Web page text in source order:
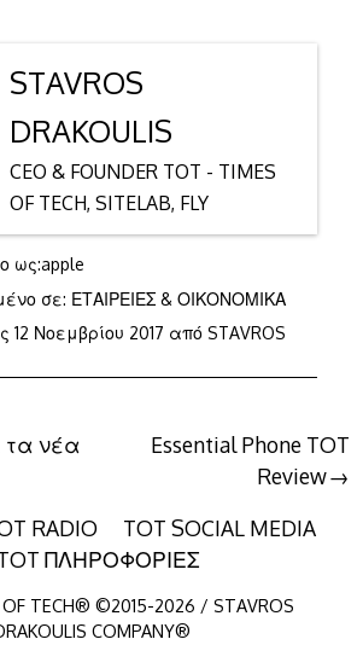
STAVROS
DRAKOULIS
CEO & FOUNDER TOT - TIMES
OF TECH, SITELAB, FLY
ως:apple
σε: ΕΤΑΙΡΕΙΕΣ & ΟΙΚΟΝΟΜΙΚΑ
12 Νοεμβρίου 201712από STAVROS
τα νέα
Essential Phone TOT
Review
RADIO
TOT SOCIAL MEDIA
ΠΛΗΡΟΦΟΡΙΕΣ
TECH® ©2015-2026 / STAVROS
COMPANY®